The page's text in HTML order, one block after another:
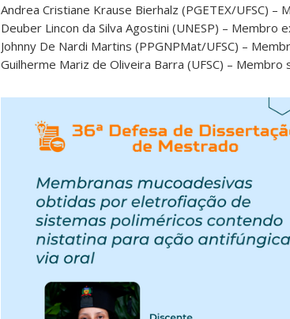
Andrea Cristiane Krause Bierhalz (PGETEX/UFSC) –
Deuber Lincon da Silva Agostini (UNESP) – Membro
Johnny De Nardi Martins (PPGNPMat/UFSC) –
Guilherme Mariz de Oliveira Barra (UFSC) –